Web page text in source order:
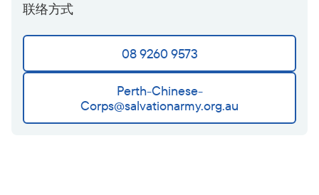
联络方式
08 9260 9573
Perth-Chinese-
Corps@salvationarmy.org.au